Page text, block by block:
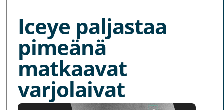
Iceye paljastaa
pimeänä
matkaavat
varjolaivat